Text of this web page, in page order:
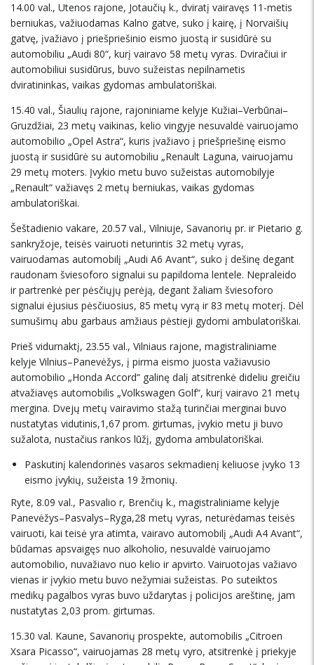
14.00 val., Utenos rajone, Jotaučių k., dviratį vairavęs 11-metis
berniukas, važiuodamas Kalno gatve, suko į kairę, į Norvaišių
gatvę, įvažiavo į priešpriešinio eismo juostą ir susidūrė su
automobiliu „Audi 80“, kurį vairavo 58 metų vyras. Dviračiui ir
automobiliui susidūrus, buvo sužeistas nepilnametis
dviratininkas, vaikas gydomas ambulatoriškai.
15.40 val., Šiaulių rajone, rajoniniame kelyje Kužiai–Verbūnai–
Gruzdžiai, 23 metų vaikinas, kelio vingyje nesuvaldė vairuojamo
automobilio „Opel Astra“, kuris įvažiavo į priešpriešinę eismo
juostą ir susidūrė su automobiliu „Renault Laguna, vairuojamu
29 metų moters. Įvykio metu buvo sužeistas automobilyje
„Renault“ važiavęs 2 metų berniukas, vaikas gydomas
ambulatoriškai.
Šeštadienio vakare, 20.57 val., Vilniuje, Savanorių pr. ir Pietario g.
sankryžoje, teisės vairuoti neturintis 32 metų vyras,
vairuodamas automobilį „Audi A6 Avant“, suko į dešinę degant
raudonam šviesoforo signalui su papildoma lentele. Nepraleido
ir partrenkė per pėsčiųjų perėją, degant žaliam šviesoforo
signalui ėjusius pėsčiuosius, 85 metų vyrą ir 83 metų moterį. Dėl
sumušimų abu garbaus amžiaus pėstieji gydomi ambulatoriškai.
Prieš vidurnaktį, 23.55 val., Vilniaus rajone, magistraliniame
kelyje Vilnius–Panevėžys, į pirma eismo juosta važiavusio
automobilio „Honda Accord“ galinę dalį atsitrenkė dideliu greičiu
atvažiavęs automobilis „Volkswagen Golf“, kurį vairavo 21 metų
mergina. Dvejų metų vairavimo stažą turinčiai merginai buvo
nustatytas vidutinis,1,67 prom. girtumas, įvykio metu ji buvo
sužalota, nustačius rankos lūžį, gydoma ambulatoriškai.
Paskutinį kalendorinės vasaros sekmadienį keliuose įvyko 13
eismo įvykių, sužeista 19 žmonių.
Ryte, 8.09 val., Pasvalio r, Brenčių k., magistraliniame kelyje
Panevėžys–Pasvalys–Ryga,28 metų vyras, neturėdamas teisės
vairuoti, kai teisė yra atimta, vairavo automobilį „Audi A4 Avant“,
būdamas apsvaigęs nuo alkoholio, nesuvaldė vairuojamo
automobilio, nuvažiavo nuo kelio ir apvirto. Vairuotojas važiavo
vienas ir įvykio metu buvo nežymiai sužeistas. Po suteiktos
medikų pagalbos vyras buvo uždarytas į policijos areštinę, jam
nustatytas 2,03 prom. girtumas.
15.30 val. Kaune, Savanorių prospekte, automobilis „Citroen
Xsara Picasso“, vairuojamas 28 metų vyro, atsitrenkė į priekyje